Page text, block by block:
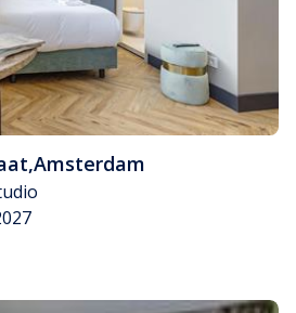
,Amsterdam